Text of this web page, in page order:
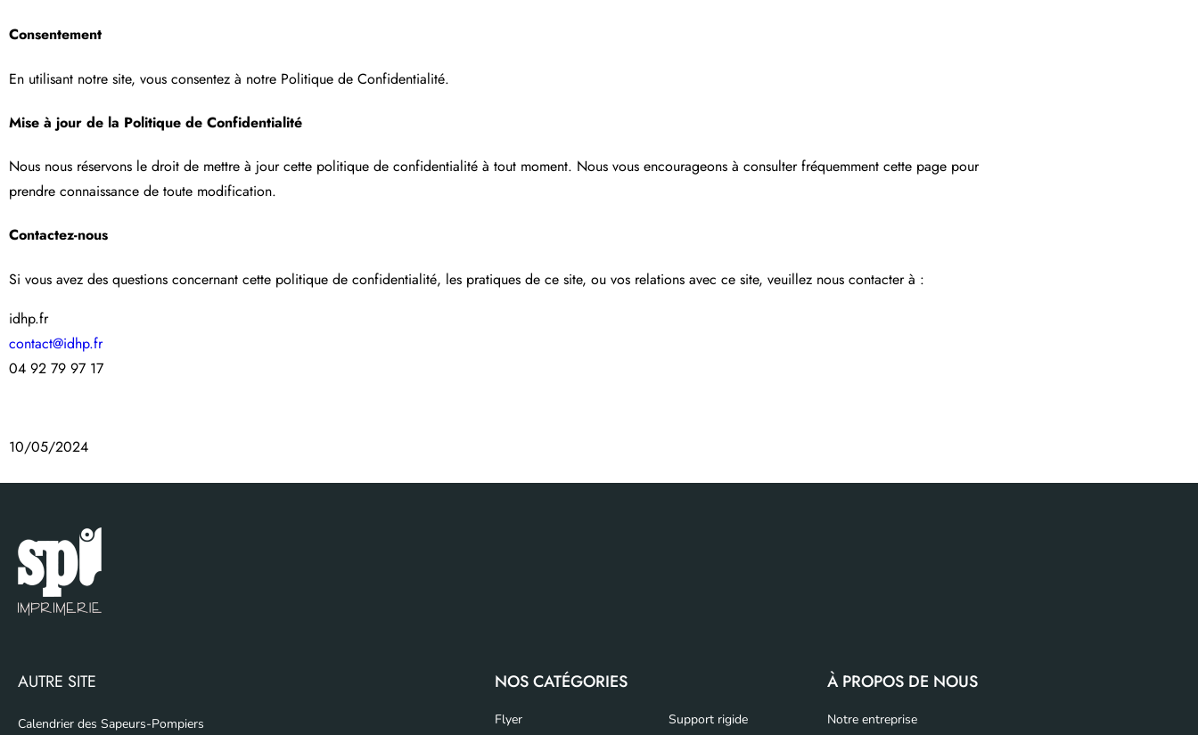
Consentement
En utilisant notre site, vous consentez à notre Politique de Confidentialité.
Mise à jour de la Politique de Confidentialité
Nous nous réservons le droit de mettre à jour cette politique de confidentialité à tout moment. Nous vous encourageons à consulter fréquemment cette page pour
prendre connaissance de toute modification.
Contactez-nous
Si vous avez des questions concernant cette politique de confidentialité, les pratiques de ce site, ou vos relations avec ce site, veuillez nous contacter à :
idhp.fr
contact@idhp.fr
04 92 79 97 17
10/05/2024
AUTRE SITE
Calendrier des Sapeurs-Pompiers
NOS CATÉGORIES
Flyer Support rigide
À PROPOS DE NOUS
Notre entreprise